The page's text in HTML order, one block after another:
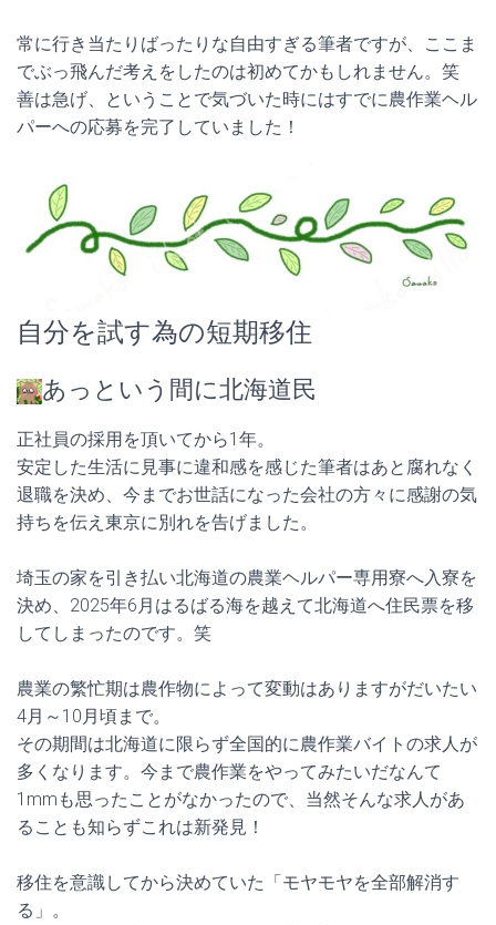
常に行き当たりばったりな自由すぎる筆者ですが、ここま
でぶっ飛んだ考えをしたのは初めてかもしれません。笑
善は急げ、ということで気づいた時にはすでに農作業ヘル
パーへの応募を完了していました！
自分を試す為の短期移住
あっという間に北海道民
正社員の採用を頂いてから1年。
安定した生活に見事に違和感を感じた筆者はあと腐れなく
退職を決め、今までお世話になった会社の方々に感謝の気
持ちを伝え東京に別れを告げました。
埼玉の家を引き払い北海道の農業ヘルパー専用寮へ入寮を
決め、2025年6月はるばる海を越えて北海道へ住民票を移
してしまったのです。笑
農業の繁忙期は農作物によって変動はありますがだいたい
4月～10月頃まで。
その期間は北海道に限らず全国的に農作業バイトの求人が
多くなります。今まで農作業をやってみたいだなんて
1mmも思ったことがなかったので、当然そんな求人があ
ることも知らずこれは新発見！
移住を意識してから決めていた「モヤモヤを全部解消す
る」。